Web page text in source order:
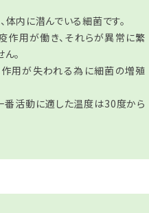
体内に潜んでいる細菌です。
作用が働き、それらが異常に繁
。
用が失われる為に細菌の増殖
番活動に適した温度は30度から